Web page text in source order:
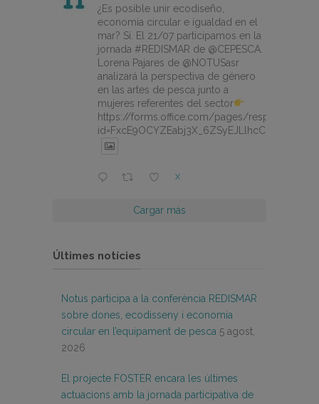
¿Es posible unir ecodiseño,
economía circular e igualdad en el
mar? Sí. El 21/07 participamos en la
jornada #REDISMAR de @CEPESCA.
Lorena Pajares de @NOTUSasr
analizará la perspectiva de género
en las artes de pesca junto a
mujeres referentes del sector
https://forms.office.com/pages/
X
Cargar más
Últimes notícies
Notus participa a la conferència REDISMAR
sobre dones, ecodisseny i economia
circular en l’equipament de pesca 5 agost,
2026
El projecte FOSTER encara les últimes
actuacions amb la jornada participativa de